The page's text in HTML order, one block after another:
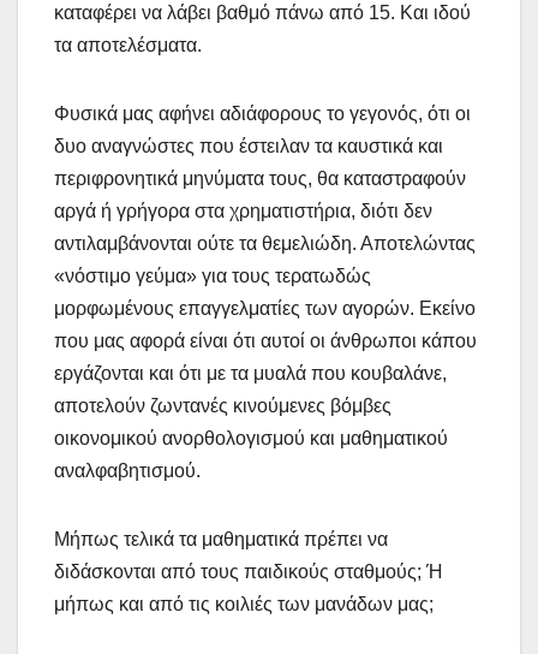
καταφέρει να λάβει βαθμό πάνω από 15. Και ιδού
τα αποτελέσματα.
Φυσικά μας αφήνει αδιάφορους το γεγονός, ότι οι
δυο αναγνώστες που έστειλαν τα καυστικά και
περιφρονητικά μηνύματα τους, θα καταστραφούν
αργά ή γρήγορα στα χρηματιστήρια, διότι δεν
αντιλαμβάνονται ούτε τα θεμελιώδη. Αποτελώντας
«νόστιμο γεύμα» για τους τερατωδώς
μορφωμένους επαγγελματίες των αγορών. Εκείνο
που μας αφορά είναι ότι αυτοί οι άνθρωποι κάπου
εργάζονται και ότι με τα μυαλά που κουβαλάνε,
αποτελούν ζωντανές κινούμενες βόμβες
οικονομικού ανορθολογισμού και μαθηματικού
αναλφαβητισμού.
Μήπως τελικά τα μαθηματικά πρέπει να
διδάσκονται από τους παιδικούς σταθμούς; Ή
μήπως και από τις κοιλιές των μανάδων μας;